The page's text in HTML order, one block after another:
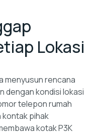
Lokasi
menyusun rencana
dengan kondisi lokasi
telepon rumah
pihak
kotak P3K